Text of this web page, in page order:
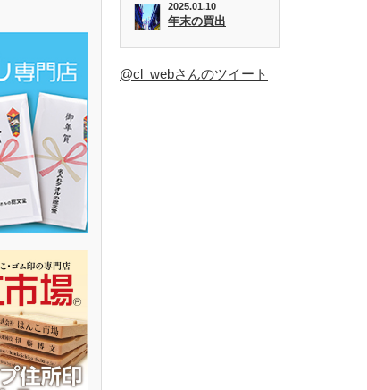
2025.01.10
年末の買出
@cl_webさんのツイート